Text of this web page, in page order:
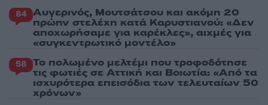
84 Αυγερινός, Μουτσάτσου και ακόμη 20
πρώην στελέχη κατά Καρυστιανού: «Δεν
αποχωρήσαμε για καρέκλες», αιχμές για
«συγκεντρωτικό μοντέλο»
58 Το πολωμένο μελτέμι που τροφοδότησε
τις φωτιές σε Αττική και Βοιωτία: «Από τα
ισχυρότερα επεισόδια των τελευταίων 50
χρόνων»